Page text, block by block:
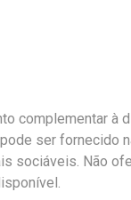
complementar à
ser fornecido
sociáveis. Não